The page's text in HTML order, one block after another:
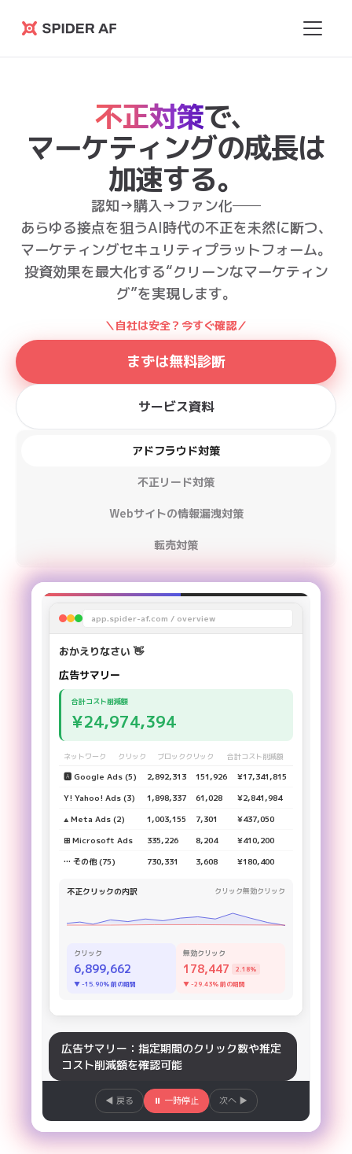
Spider
不正対策で、
マーケティングの成長は
加速する。
認知→購⼊→ファン化──
あらゆる接点を狙うAI時代の不正を未然に断つ、
マーケティングセキュリティプラットフォーム。
投資効果を最⼤化する“クリーンなマーケティン
グ”を実現します。
＼自社は安全？今すぐ確認／
まずは無料診断
サービス資料
アドフラウド対策
不正リード対策
Webサイトの情報漏洩対策
転売対策
app.spider-af.com / overview
おかえりなさい 👋
広告サマリー
合計コスト削減額
¥24,974,394
ネットワーク クリック ブロッククリック 合計コスト削減額
🅰 Google Ads (5) 2,892,313 151,926
¥17,341,815
Y! Yahoo! Ads (3)
1,898,337 61,028
¥2,841,984
⟁ Meta Ads (2)
1,003,155 7,301
¥437,050
⊞ Microsoft Ads
335,226 8,204
¥410,200
… その他 (75)
730,331 3,608 ¥180,400
媒体別パフォーマンス：あらゆる媒体に対
◀ 戻る ⏸ 一時停止 次へ ▶
国内シェア